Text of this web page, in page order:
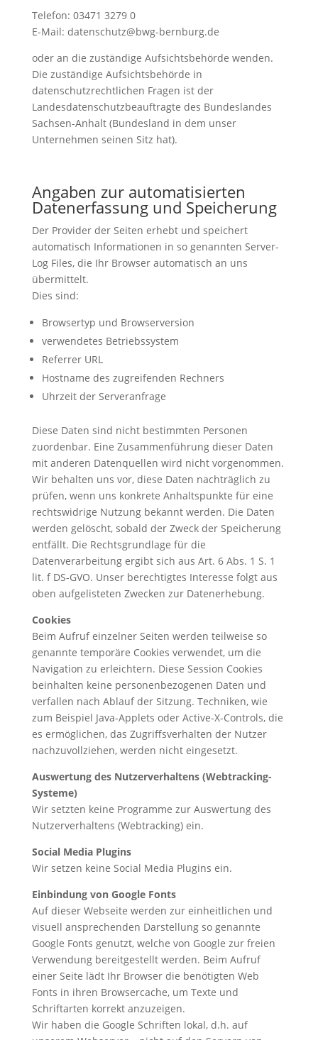
Telefon: 03471 3279 0
E-Mail: datenschutz@bwg-bernburg.de
oder an die zuständige Aufsichtsbehörde wenden.
Die zuständige Aufsichtsbehörde in
datenschutzrechtlichen Fragen ist der
Landesdatenschutzbeauftragte des Bundeslandes
Sachsen-Anhalt (Bundesland in dem unser
Unternehmen seinen Sitz hat).
Angaben zur automatisierten
Datenerfassung und Speicherung
Der Provider der Seiten erhebt und speichert
automatisch Informationen in so genannten Server-
Log Files, die Ihr Browser automatisch an uns
übermittelt.
Dies sind:
Browsertyp und Browserversion
verwendetes Betriebssystem
Referrer URL
Hostname des zugreifenden Rechners
Uhrzeit der Serveranfrage
Diese Daten sind nicht bestimmten Personen
zuordenbar. Eine Zusammenführung dieser Daten
mit anderen Datenquellen wird nicht vorgenommen.
Wir behalten uns vor, diese Daten nachträglich zu
prüfen, wenn uns konkrete Anhaltspunkte für eine
rechtswidrige Nutzung bekannt werden. Die Daten
werden gelöscht, sobald der Zweck der Speicherung
entfällt. Die Rechtsgrundlage für die
Datenverarbeitung ergibt sich aus Art. 6 Abs. 1 S. 1
lit. f DS-GVO. Unser berechtigtes Interesse folgt aus
oben aufgelisteten Zwecken zur Datenerhebung.
Cookies
Beim Aufruf einzelner Seiten werden teilweise so
genannte temporäre Cookies verwendet, um die
Navigation zu erleichtern. Diese Session Cookies
beinhalten keine personenbezogenen Daten und
verfallen nach Ablauf der Sitzung. Techniken, wie
zum Beispiel Java-Applets oder Active-X-Controls, die
es ermöglichen, das Zugriffsverhalten der Nutzer
nachzuvollziehen, werden nicht eingesetzt.
Auswertung des Nutzerverhaltens (Webtracking-
Systeme)
Wir setzten keine Programme zur Auswertung des
Nutzerverhaltens (Webtracking) ein.
Social Media Plugins
Wir setzen keine Social Media Plugins ein.
Einbindung von Google Fonts
Auf dieser Webseite werden zur einheitlichen und
visuell ansprechenden Darstellung so genannte
Google Fonts genutzt, welche von Google zur freien
Verwendung bereitgestellt werden. Beim Aufruf
einer Seite lädt Ihr Browser die benötigten Web
Fonts in ihren Browsercache, um Texte und
Schriftarten korrekt anzuzeigen.
Wir haben die Google Schriften lokal, d.h. auf